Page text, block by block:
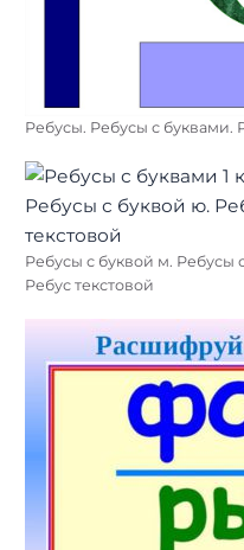
Ребусы. Ребусы с буквами.
Ребусы с буквой м. Ребусы
Ребус текстовой